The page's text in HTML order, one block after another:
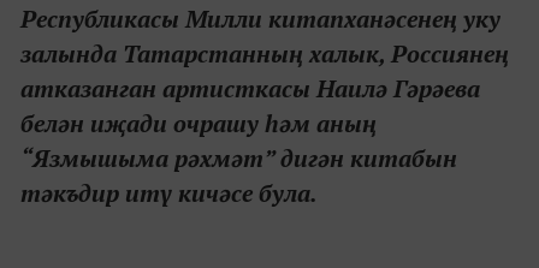
Республикасы Милли китапханәсенең уку
залында Татарстанның халык, Россиянең
атказанган артисткасы Наилә Гәрәева
белән иҗади очрашу һәм аның
“Язмышыма рәхмәт” дигән китабын
тәкъдир итү кичәсе була.